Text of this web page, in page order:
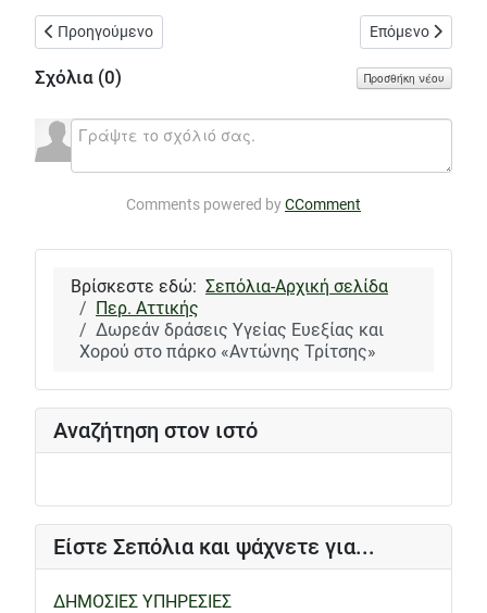
Αναζήτηση στον ιστό
Είστε Σεπόλια και ψάχνετε για...
ΔΗΜΟΣΙΕΣ ΥΠΗΡΕΣΙΕΣ
Προηγούμενο άρθρο: Μαθητές νηπιαγωγείου φύτεψαν
Προηγούμενο Επόμενο άρθρο:
Επόμενο
Σχόλια (0) Προσθήκη νέου
Comments powered byCComment
Βρίσκεστε εδώ: Σεπόλια-Αρχική σελίδα
Περ. Αττικής
Δωρεάν δράσεις Υγείας Ευεξίας και
Χορού στο πάρκο «Αντώνης Τρίτσης»